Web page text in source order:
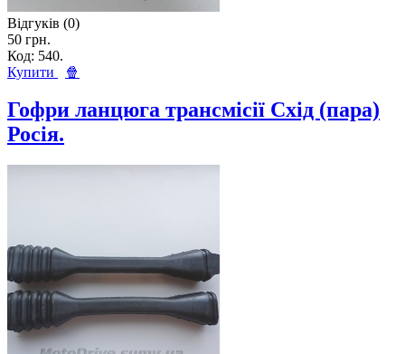
Відгуків (0)
50 грн.
Код: 540.
Купити
🍿
Гофри ланцюга трансмісії Схід (пара)
Росія.